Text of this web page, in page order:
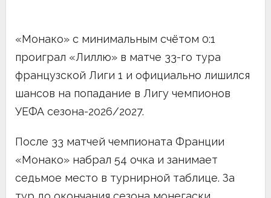
«Монако» с минимальным счётом 0:1
проиграл «Лиллю» в матче 33-го тура
французской Лиги 1 и официально лишился
шансов на попадание в Лигу чемпионов
УЕФА сезона-2026/2027.
После 33 матчей чемпионата Франции
«Монако» набрал 54 очка и занимает
седьмое место в турнирной таблице. За